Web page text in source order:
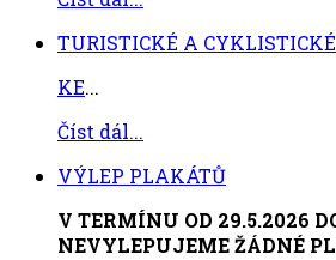
TURISTICKÉ A
KE...
Číst dál...
VÝLEP PLAKÁTŮ
V TERMÍNU OD 29.5.2026
NEVYLEPUJEME ŽÁDNÉ